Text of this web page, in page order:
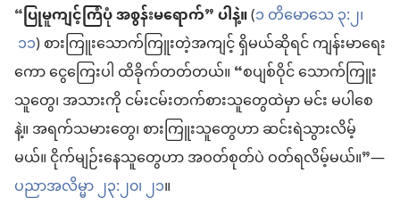
“ပြုမူကျင့်ကြံပုံ အစွန်းမရောက်” ပါနဲ့။(၁ တိမောသေ ၃:၂၊
၁၁) စားကြူးသောက်ကြူးတဲ့အကျင့် ရှိမယ်ဆိုရင် ကျန်းမာရေး
ကော ငွေကြေးပါ ထိခိုက်တတ်တယ်။ “စပျစ်ဝိုင် သောက်ကြူး
သူတွေ၊ အသားကို ငမ်းငမ်းတက်စားသူတွေထဲမှာ မင်း မပါစေ
နဲ့။ အရက်သမားတွေ၊ စားကြူးသူတွေဟာ ဆင်းရဲသွားလိမ့်
မယ်။ ငိုက်မျဉ်းနေသူတွေဟာ အဝတ်စုတ်ပဲ ဝတ်ရလိမ့်မယ်။”—
ပညာအလိမ္မာ ၂၃:၂၀၊ ၂၁။